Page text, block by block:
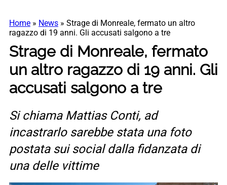
Home » News » Strage di Monreale, fermato un altro
ragazzo di 19 anni. Gli accusati salgono a tre
Strage di Monreale, fermato
un altro ragazzo di 19 anni. Gli
accusati salgono a tre
Si chiama Mattias Conti, ad
incastrarlo sarebbe stata una foto
postata sui social dalla fidanzata di
una delle vittime